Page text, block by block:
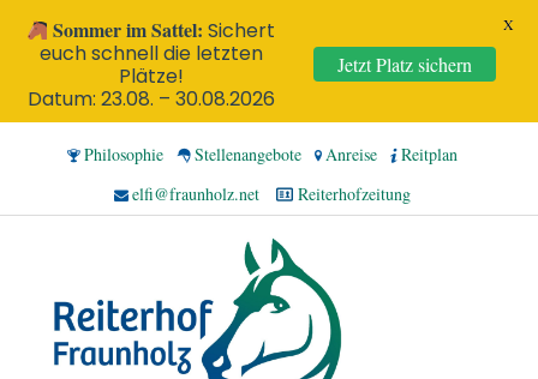
Philosophie Stellenangebote Anreise
Reitplan
elfi@fraunholz.net
Reiterhofzeitung
Sommer im Sattel:Sichert
euch schnell die letzten
Plätze!
Datum: 23.08. – 30.08.2026
Jetzt Platz sichern
X